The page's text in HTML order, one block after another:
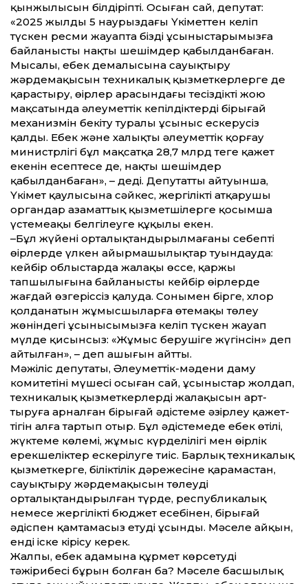
қынжылысын білдіріпті. Осыған сай, депутат:
«2025 жылдың 5 наурыздағы Үкімет­тен келіп
түскен ресми жауапта біздің ұсыныстарымызға
байланысты нақты шешімдер қабылданбаған.
Мысалы, еңбек демалысына сауықтыру
жәрдемақысын техникалық қызметкерлерге де
қарастыру, өңірлер арасындағы теңсіздікті жою
мақсатында әлеумет­тік кепілдіктердің бірыңғай
механизмін бекіту туралы ұсыныс ескерусіз
қалды. Еңбек және халықты әлеумет­тік қорғау
министрлігі бұл мақсатқа 28,7 млрд теңге қажет
екенін есептесе де, нақты шешімдер
қабылданбаған», – деді. Депутат­тың айтуынша,
Үкімет қаулысына сәйкес, жергілікті атқарушы
органдар азамат­тық қызметшілерге қосымша
үстемеақы белгілеуге құқылы екен.
–Бұл жүйенің орталықтандырылмағаны себепті
өңірлерде үлкен айырмашылықтар туындауда:
кейбір облыстарда жалақы өссе, қаржы
тапшылығына байланысты кейбір өңірлерде
жағдай өзгеріссіз қалуда. Сонымен бірге, хлор
қолданатын жұмысшыларға өтемақы төлеу
жөніндегі ұсынысымызға келіп түскен жауап
мүлде қисынсыз: «Жұмыс берушіге жүгінсін» деп
айтылған», – деп ашығын айт­ты.
Мәжіліс депутаты, Әлеумет­тік-мәдени даму
комитетінің мүшесі осыған сай, ұсыныстар жолдап,
техникалық қызметкерлердің жалақысын арт­
тыруға арналған бірыңғай әдістеме әзірлеу қажет­
тігін алға тартып отыр. Бұл әдістемеде еңбек өтілі,
жүктеме көлемі, жұмыс күрделілігі мен өңірлік
ерекшеліктер ескерілуге тиіс. Барлық техникалық
қызметкерге, біліктілік дәрежесіне қарамастан,
сауықтыру жәрдемақысын төлеуді
орталықтандырылған түрде, республикалық
немесе жергілікті бюджет есебінен, бірыңғай
әдіспен қамтамасыз етуді ұсынды. Мәселе айқын,
енді іске кірісу керек.
Жалпы, еңбек адамына құрмет көрсетудің
тәжірибесі бұрын болған ба? Мәселе басшылық